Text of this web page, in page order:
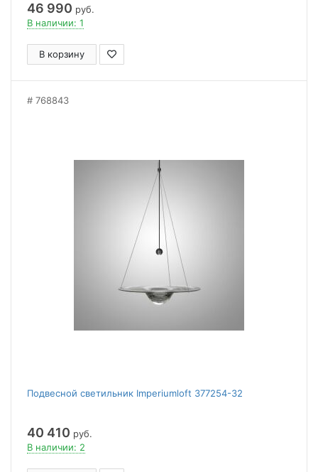
46 990 руб.
В наличии: 1
В корзину
768843
Подвесной светильник Imperiumloft 377254-32
40 410 руб.
В наличии: 2